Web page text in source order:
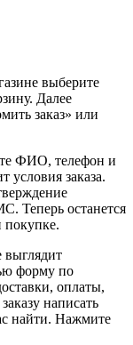
выберите
Далее
заказ» или
ФИО, телефон и
условия заказа.
Теперь останется
покупке.
выглядит
форму по
оплаты,
написать
найти. Нажмите